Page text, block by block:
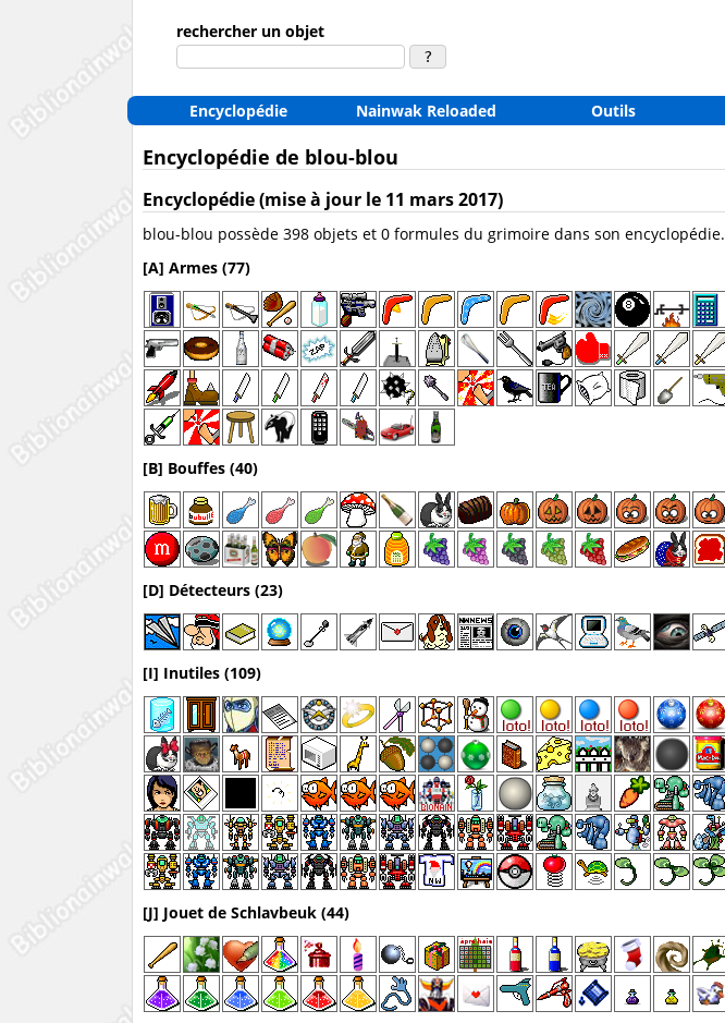
rechercher un objet
Encyclopédie Nainwak Reloaded Outils
Encyclopédie de blou-blou
Encyclopédie (mise à jour le 11 mars 2017)
blou-blou possède 398 objets et 0 formules du grimoire dans son encyclopédie.
[A] Armes (77)
[B] Bouffes (40)
[D] Détecteurs (23)
[I] Inutiles (109)
[J] Jouet de Schlavbeuk (44)